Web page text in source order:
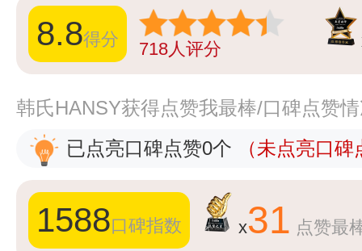
8.8得分 718人评分
韩氏HANSY获得点赞我最棒/口碑点赞
已点亮口碑点赞0个
（未点亮口
1588口碑指数 x31 点赞最